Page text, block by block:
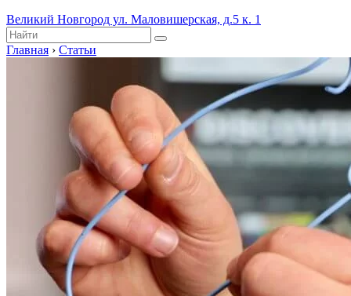
Великий Новгород ул. Маловишерская, д.5 к. 1
Главная › Статьи